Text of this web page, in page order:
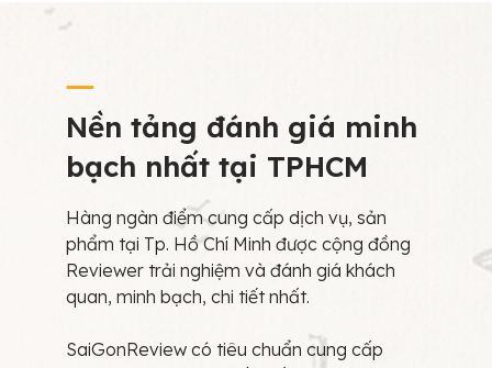
Nền tảng đánh giá minh
bạch nhất tại TPHCM
Hàng ngàn điểm cung cấp dịch vụ, sản
phẩm tại Tp. Hồ Chí Minh được cộng đồng
Reviewer trải nghiệm và đánh giá khách
quan, minh bạch, chi tiết nhất.
SaiGonReview có tiêu chuẩn cung cấp